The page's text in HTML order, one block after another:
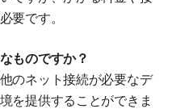
要です。
ものですか？
のネット接続が必要なデ
を提供することができま